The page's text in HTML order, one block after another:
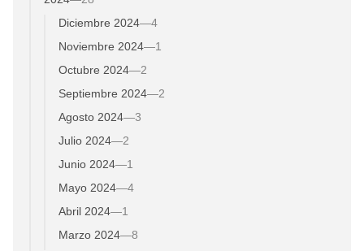
Diciembre 2024—4
Noviembre 2024—1
Octubre 2024—2
Septiembre 2024—2
Agosto 2024—3
Julio 2024—2
Junio 2024—1
Mayo 2024—4
Abril 2024—1
Marzo 2024—8